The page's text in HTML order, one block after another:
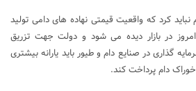
کرد که واقعیت قیمتی نهاده های دامی تولید
در بازار دیده می شود و دولت جهت تزریق
گذاری در صنایع دام و طیور باید یارانه بیشتری
دام پرداخت کند.